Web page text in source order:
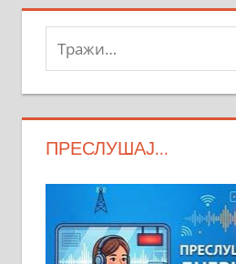
Тражи:
ПРЕСЛУШАЈ…